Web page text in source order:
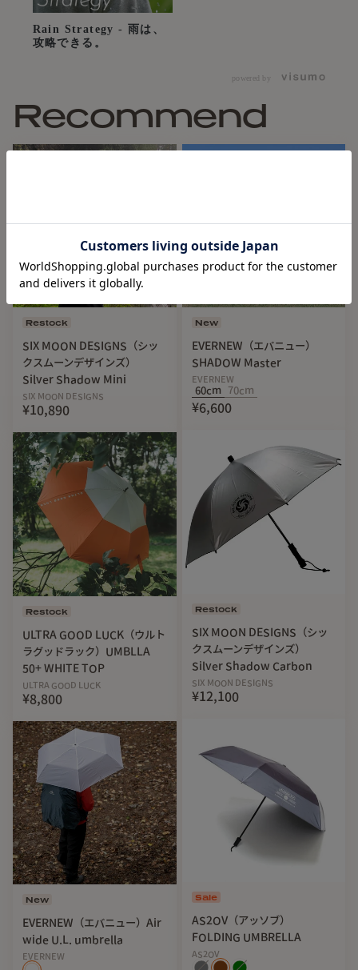
Rain Strategy - 雨は、
攻略できる。
powered by
Recommend
Restock
SIX MOON DESIGNS（シッ
クスムーンデザインズ）
Silver Shadow Mini
SIX MOON DESIGNS
¥10,890
Restock
ULTRA GOOD LUCK（ウルト
ラグッドラック）UMBLLA
50+ WHITE TOP
ULTRA GOOD LUCK
¥8,800
New
EVERNEW（エバニュー）Air
wide U.L. umbrella
EVERNEW
New
EVERNEW（エバニュー）
SHADOW Master
EVERNEW
60cm 70cm
¥6,600
Restock
SIX MOON DESIGNS（シッ
クスムーンデザインズ）
Silver Shadow Carbon
SIX MOON DESIGNS
¥12,100
Sale
AS2OV（アッソブ）
FOLDING UMBRELLA
AS2OV